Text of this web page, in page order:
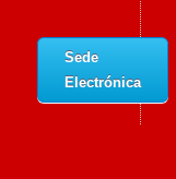
Sede
Electrónica